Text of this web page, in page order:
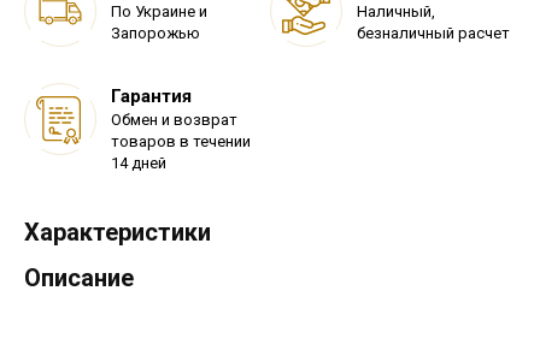
По Украине и
Запорожью
Наличный,
безналичный расчет
Гарантия
Обмен и возврат
товаров в течении
14 дней
Характеристики
Описание